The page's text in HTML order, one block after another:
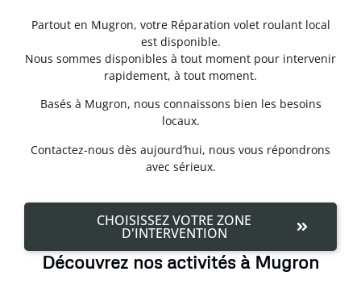
Partout en Mugron, votre Réparation volet roulant local
est disponible.
Nous sommes disponibles à tout moment pour intervenir
rapidement, à tout moment.
Basés à Mugron, nous connaissons bien les besoins
locaux.
Contactez-nous dès aujourd’hui, nous vous répondrons
avec sérieux.
CHOISISSEZ VOTRE ZONE
D'INTERVENTION
Découvrez nos activités à Mugron